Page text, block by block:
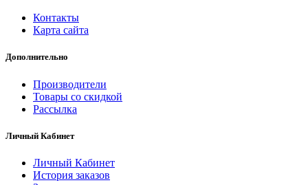
Контакты
Карта сайта
Дополнительно
Производители
Товары со скидкой
Рассылка
Личный Кабинет
Личный Кабинет
История заказов